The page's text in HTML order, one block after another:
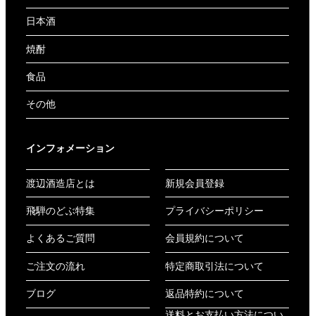
日本酒
焼酎
食品
その他
インフォメーション
渡辺酒造店とは
飛騨のどぶ特集
よくあるご質問
ご注文の流れ
ブログ
新規会員登録
プライバシーポリシー
会員規約について
特定商取引法について
返品特約について